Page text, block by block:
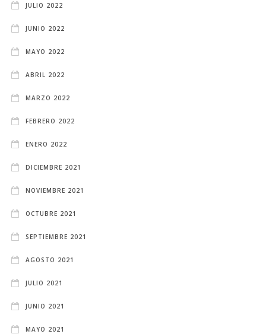
JULIO 2022
JUNIO 2022
MAYO 2022
ABRIL 2022
MARZO 2022
FEBRERO 2022
ENERO 2022
DICIEMBRE 2021
NOVIEMBRE 2021
OCTUBRE 2021
SEPTIEMBRE 2021
AGOSTO 2021
JULIO 2021
JUNIO 2021
MAYO 2021